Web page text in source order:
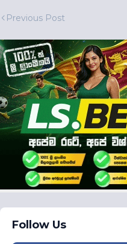
Previous Post
Follow Us